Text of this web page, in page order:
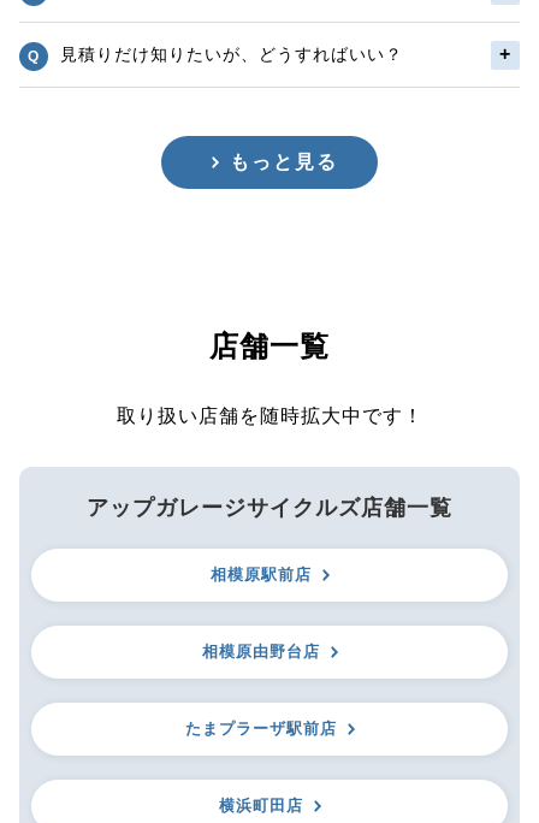
見積りだけ知りたいが、どうすればいい？
もっと見る
店舗一覧
取り扱い店舗を随時拡大中です！
アップガレージサイクルズ店舗一覧
相模原駅前店
相模原由野台店
たまプラーザ駅前店
横浜町田店